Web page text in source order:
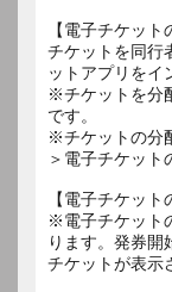
【電子チケット
チケットを同行
ットアプリをイ
※チケットを分
です。
※チケットの分
＞電子チケット
【電子チケット
※電子チケット
ります。発券開
チケットが表示